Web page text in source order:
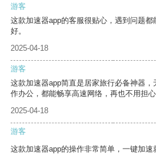
游客
这款加速器app的客服很贴心，遇到问题
好。
2025-04-18
游客
这款加速器app简直是居家旅行必备神器
作办公，都能畅享高速网络，再也不用担心
2025-04-18
游客
这款加速器app的操作非常简单，一键加速